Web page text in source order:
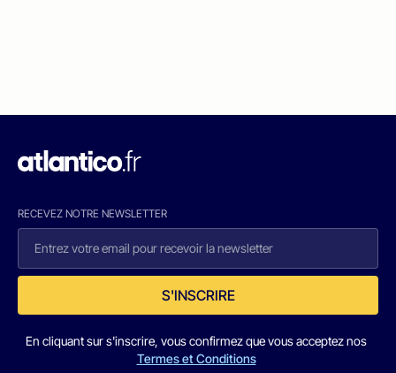
RECEVEZ NOTRE NEWSLETTER
S'INSCRIRE
En cliquant sur s'inscrire, vous confirmez que vous acceptez nos
Termes et Conditions